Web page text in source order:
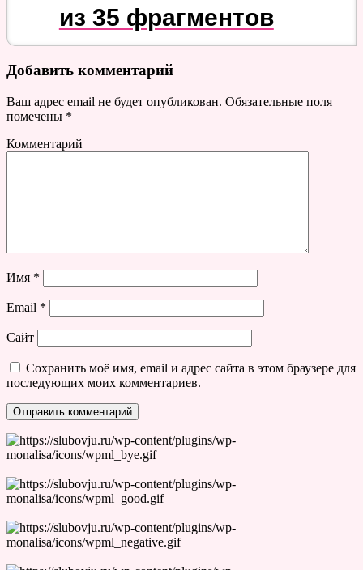
из 35 фрагментов
Добавить комментарий
Ваш адрес email не будет опубликован. Обязательные поля
помечены *
Комментарий
Имя *
Email *
Сайт
Сохранить моё имя, email и адрес сайта в этом браузере для
последующих моих комментариев.